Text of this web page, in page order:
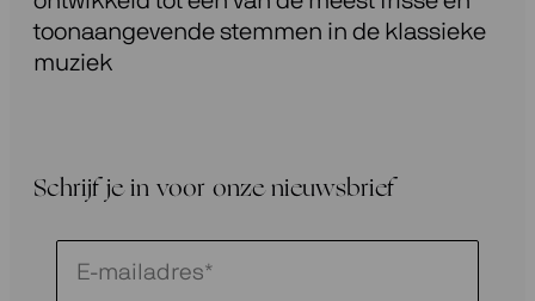
toonaangevende stemmen in de klassieke
muziek
Schrijf je in voor onze nieuwsbrief
Schrijf